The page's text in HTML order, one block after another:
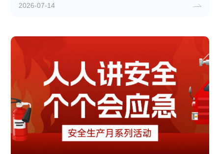
2026-07-14